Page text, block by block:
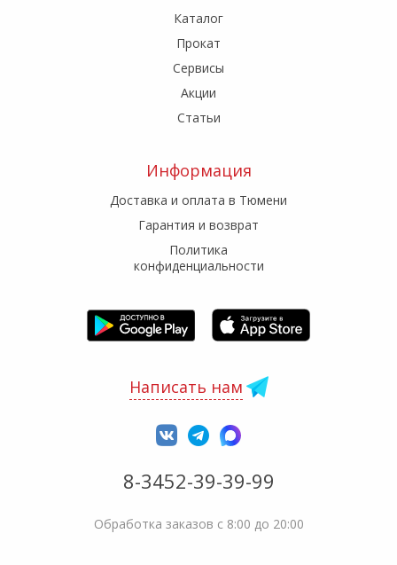
Каталог
Прокат
Сервисы
Акции
Статьи
Информация
Доставка и оплата в Тюмени
Гарантия и возврат
Политика
конфиденциальности
Написать нам
8-3452-39-39-99
Обработка заказов с 8:00 до 20:00